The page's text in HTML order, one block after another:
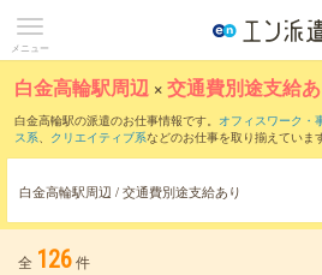
メニュー
白金高輪駅周辺 ×交通費別途支給
白金高輪駅の派遣のお仕事情報です。 オフィスワーク・
ス系、 クリエイティブ系などのお仕事を取り揃えていま
白金高輪駅周辺 / 交通費別途支給あり
全 126件